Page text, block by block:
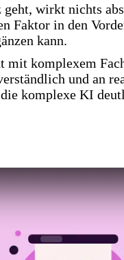
wirkt nichts
Faktor in den
kann.
mit komplexem
und an
komplexe KI